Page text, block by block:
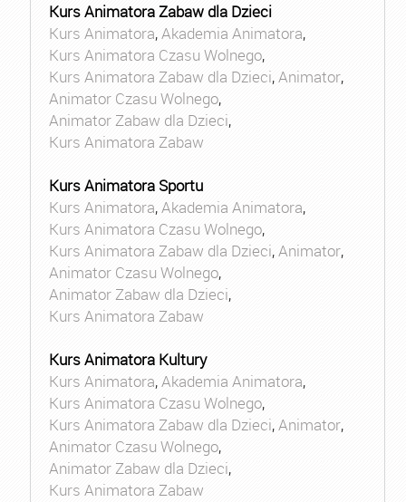
Kurs Animatora Zabaw dla Dzieci
Kurs Animatora,Akademia Animatora,
Kurs Animatora Czasu Wolnego,
Kurs Animatora Zabaw dla Dzieci,Animator,
Animator Czasu Wolnego,
Animator Zabaw dla Dzieci,
Kurs Animatora Zabaw
Kurs Animatora Sportu
Kurs Animatora,Akademia Animatora,
Kurs Animatora Czasu Wolnego,
Kurs Animatora Zabaw dla Dzieci,Animator,
Animator Czasu Wolnego,
Animator Zabaw dla Dzieci,
Kurs Animatora Zabaw
Kurs Animatora Kultury
Kurs Animatora,Akademia Animatora,
Kurs Animatora Czasu Wolnego,
Kurs Animatora Zabaw dla Dzieci,Animator,
Animator Czasu Wolnego,
Animator Zabaw dla Dzieci,
Kurs Animatora Zabaw